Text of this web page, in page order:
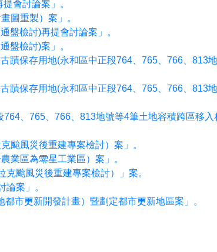
會討論案」。
圖重製）案」。
盤檢討)再提會討論案」。
盤檢討)案」。
蹟保存用地(永和區中正段764、765、766、813
蹟保存用地(永和區中正段764、765、766、813
、765、766、813地號等4筆土地容積跨區移
颱風災後重建專案檢討）案」。
業區為零星工業區）案」。
颱風災後重建專案檢討）」案。
案」。
市更新開發計畫）暨劃定都市更新地區案」。